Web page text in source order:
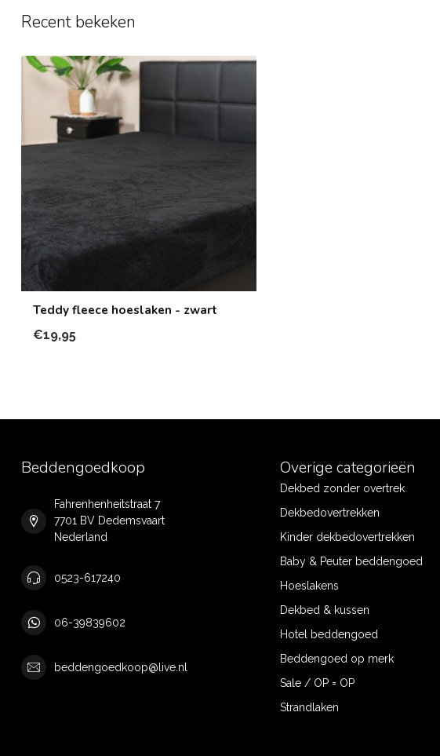
Recent bekeken
Teddy fleece hoeslaken - zwart
€19,95
Beddengoedkoop
Fahrenhenheitstraat 7
7701 BV Dedemsvaart
Nederland
0523-617240
06-39839602
beddengoedkoop@live.nl
Overige categorieën
Dekbed zonder overtrek
Dekbedovertrekken
Kinder dekbedovertrekken
Baby & Peuter beddengoed
Hoeslakens
Dekbed & kussen
Hotel beddengoed
Beddengoed op merk
Sale / OP = OP
Strandlaken